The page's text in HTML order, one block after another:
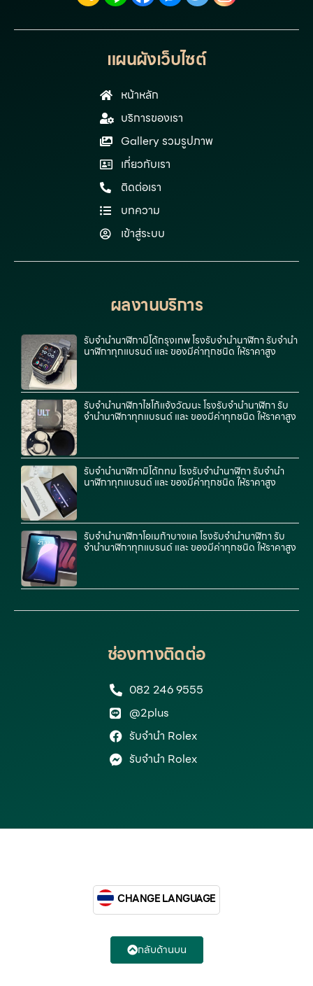
แผนผังเว็บไซต์
หน้าหลัก
บริการของเรา
Gallery รวมรูปภาพ
เกี่ยวกับเรา
ติดต่อเรา
บทความ
เข้าสู่ระบบ
ผลงานบริการ
รับจำนำนาฬิกามิโด้กรุงเทพ โรงรับจำนำนาฬิกา รับจำนำ
นาฬิกาทุกแบรนด์ และ ของมีค่าทุกชนิด ให้ราคาสูง
รับจำนำนาฬิกาไซโก้แจ้งวัฒนะ โรงรับจำนำนาฬิกา รับ
จำนำนาฬิกาทุกแบรนด์ และ ของมีค่าทุกชนิด ให้ราคาสูง
รับจำนำนาฬิกามิโด้กทม โรงรับจำนำนาฬิกา รับจำนำ
นาฬิกาทุกแบรนด์ และ ของมีค่าทุกชนิด ให้ราคาสูง
รับจำนำนาฬิกาโอเมก้าบางแค โรงรับจำนำนาฬิกา รับ
จำนำนาฬิกาทุกแบรนด์ และ ของมีค่าทุกชนิด ให้ราคาสูง
ช่องทางติดต่อ
082 246 9555
@2plus
รับจำนำ Rolex
รับจำนำ Rolex
CHANGE LANGUAGE
กลับด้านบน